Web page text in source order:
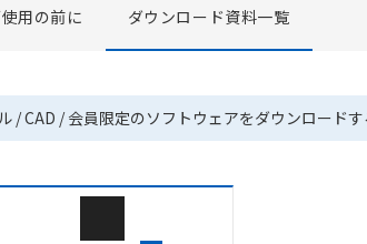
用の前に ダウンロード資料一覧
/ CAD / 会員限定のソフトウェアをダウンロードす